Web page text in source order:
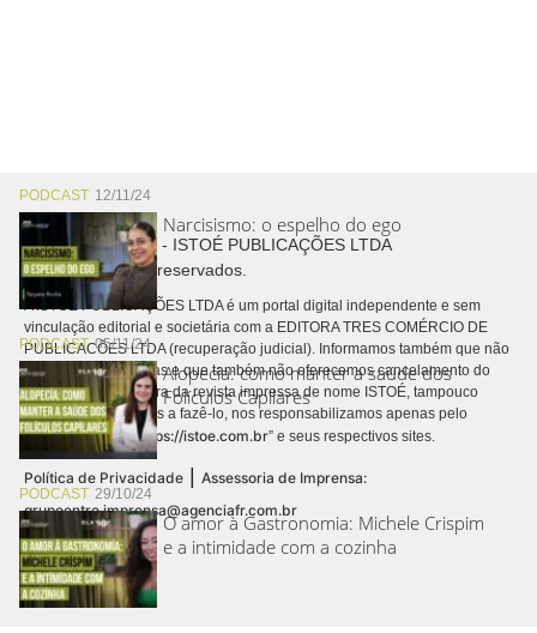
PODCAST 12/11/24
Narcisismo: o espelho do ego
PODCAST05/11/24
Alopecia: como manter a saúde dos
Folículos Capilares
PODCAST 29/10/24
O amor à Gastronomia: Michele Crispim
e a intimidade com a cozinha
Copyright © 2026 - ISTOÉ PUBLICAÇÕES LTDA
Todos os direitos reservados.
A ISTOÉ PUBLICAÇÕES LTDA é um portal digital independente e sem
vinculação editorial e societária com a EDITORA TRES COMÉRCIO DE
PUBLICACÕES LTDA (recuperação judicial). Informamos também que não
realizamos cobranças e que também não oferecemos cancelamento do
contrato de assinatura da revista impressa de nome ISTOÉ, tampouco
autorizamos terceiros a fazê-lo, nos responsabilizamos apenas pelo
conteúdo digital “https://istoe.com.br” e seus respectivos sites.
Política de Privacidade | Assessoria de Imprensa:
grupoentre.imprensa@agenciafr.com.br